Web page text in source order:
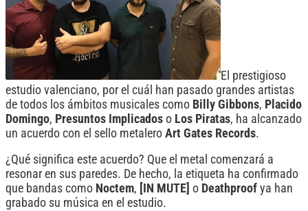
El prestigioso
estudio valenciano, por el cuál han pasado grandes artistas
de todos los ámbitos musicales como Billy Gibbons, Placido
Domingo, Presuntos Implicados o Los Piratas, ha alcanzado
un acuerdo con el sello metalero Art Gates Records.
¿Qué significa este acuerdo? Que el metal comenzará a
resonar en sus paredes. De hecho, la etiqueta ha confirmado
que bandas como Noctem, [IN MUTE] o Deathproof ya han
grabado su música en el estudio.